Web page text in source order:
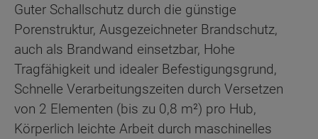
Guter Schallschutz durch die günstige
Porenstruktur, Ausgezeichneter Brandschutz,
auch als Brandwand einsetzbar, Hohe
Tragfähigkeit und idealer Befestigungsgrund,
Schnelle Verarbeitungszeiten durch Versetzen
von 2 Elementen (bis zu 0,8 m²) pro Hub,
Körperlich leichte Arbeit durch maschinelles